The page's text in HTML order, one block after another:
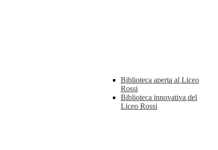
Biblioteca aperta al Liceo
Rossi
Biblioteca innovativa del
Liceo Rossi